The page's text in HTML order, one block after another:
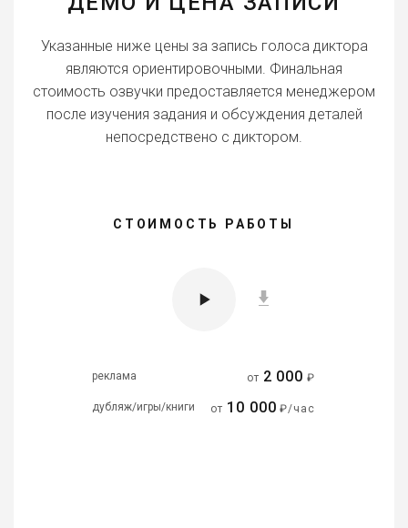
Указанные ниже цены за запись голоса диктора
являются ориентировочными. Финальная
стоимость озвучки предоставляется менеджером
после изучения задания и обсуждения деталей
непосредствено с диктором.
СТОИМОСТЬ РАБОТЫ
реклама от 2 000 ₽
дубляж/игры/книги от 10 000 ₽/час